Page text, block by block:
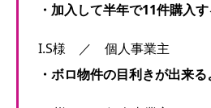
・加入して半年で11件購入す
I.S様 ／ 個人事業主
・ボロ物件の目利きが出来